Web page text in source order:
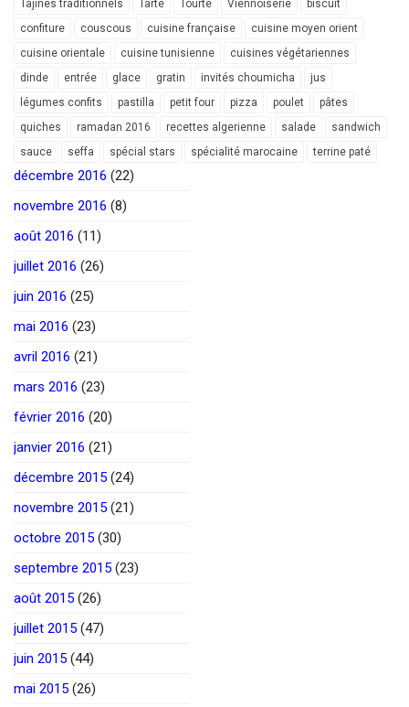
Tajines traditionnels Tarte Tourte Viennoiserie
biscuit
confiture
couscous cuisine française
cuisine moyen orient
cuisine orientale
cuisine tunisienne
cuisines végétariennes
dinde
entrée glace gratin invités choumicha
jus
légumes confits
pastilla petit four pizza poulet
pâtes
quiches
ramadan 2016 recettes algerienne salade
sandwich
sauce
seffa spécial stars spécialité marocaine terrine paté
décembre 2016 (22)
novembre 2016 (8)
août 2016 (11)
juillet 2016 (26)
juin 2016 (25)
mai 2016 (23)
avril 2016 (21)
mars 2016 (23)
février 2016 (20)
janvier 2016 (21)
décembre 2015 (24)
novembre 2015 (21)
octobre 2015 (30)
septembre 2015 (23)
août 2015 (26)
juillet 2015 (47)
juin 2015 (44)
mai 2015 (26)